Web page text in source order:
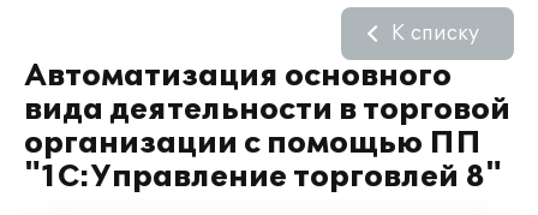
Автоматизация основного
вида деятельности в торговой
организации с помощью ПП
"1С:Управление торговлей 8"
К списку